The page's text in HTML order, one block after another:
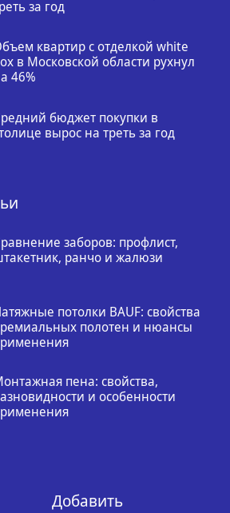
за год
квартир с отделкой white
в Московской области рухнул
46%
бюджет покупки в
вырос на треть за год
заборов: профлист,
ранчо и жалюзи
потолки BAUF: свойства
полотен и нюансы
пена: свойства,
и особенности
Добавить